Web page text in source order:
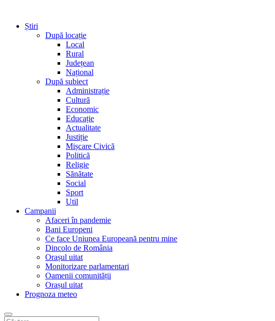
Știri
După locație
Local
Rural
Județean
Național
După subiect
Administrație
Cultură
Economic
Educație
Actualitate
Justiție
Mișcare Civică
Politică
Religie
Sănătate
Social
Sport
Util
Campanii
Afaceri în pandemie
Bani Europeni
Ce face Uniunea Europeană pentru mine
Dincolo de România
Orașul uitat
Monitorizare parlamentari
Oamenii comunității
Orașul uitat
Prognoza meteo